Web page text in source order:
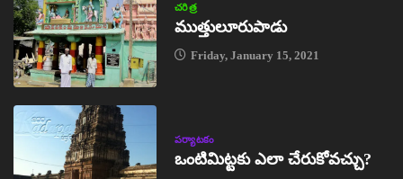
చరిత్ర
ముత్తులూరుపాడు
Friday, January 15, 2021
పర్యాటకం
ఒంటిమిట్టకు ఎలా చేరుకోవచ్చు?